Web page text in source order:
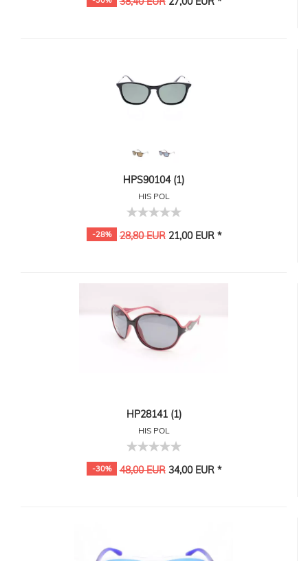
HPS90104 (1)
HIS POL
-28% 28,80 EUR21,00 EUR *
HP28141 (1)
HIS POL
-30% 48,00 EUR34,00 EUR *